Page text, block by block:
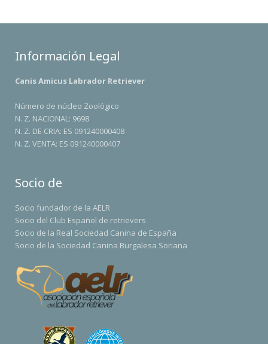
Información Legal
Canis Amicus Labrador Retriever
Número de núcleo Zoológico
N. Z. NACIONAL: 9698
N. Z. DE CRIA: ES 091240000408
N. Z. VENTA: ES 091240000407
Socio de
Socio fundador de la AELR
Socio del Club Español de retrievers
Socio de la Real Sociedad Canina de España
Socio de la Sociedad Canina Burgalesa Soriana